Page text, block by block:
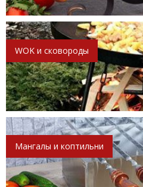
WOK и сковороды
Мангалы и коптильни